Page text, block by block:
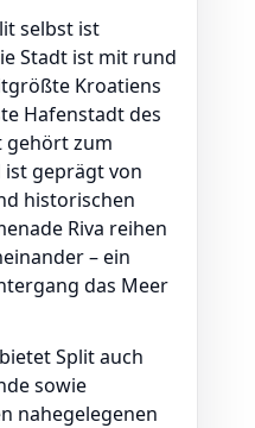
selbst ist
Stadt ist mit rund
Kroatiens
Hafenstadt des
gehört zum
ist geprägt von
historischen
Riva reihen
– ein
das Meer
Split auch
sowie
nahegelegenen